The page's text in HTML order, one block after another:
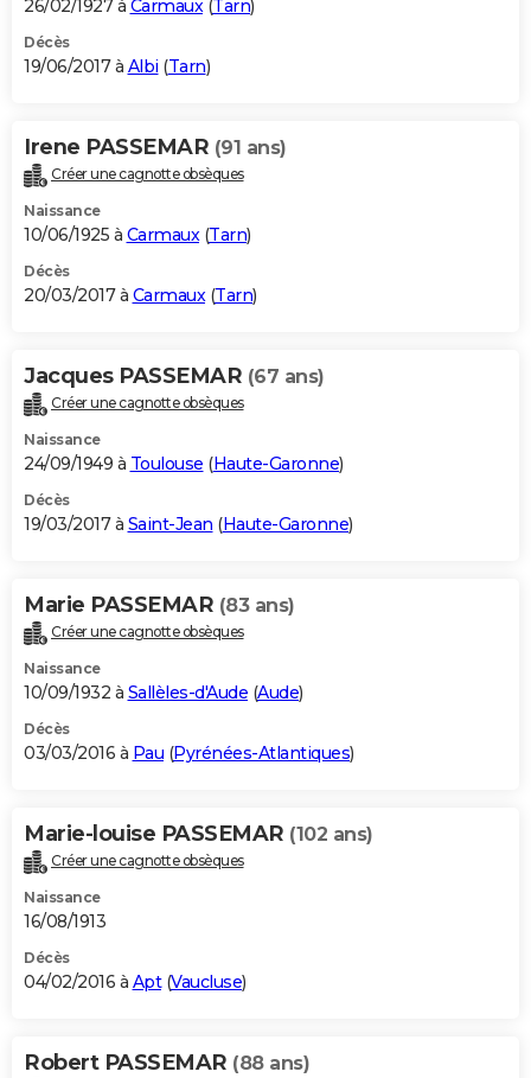
26/02/1927 à Carmaux(Tarn)
Décès
19/06/2017 à Albi (Tarn)
Irene PASSEMAR (91 ans)
Créer une cagnotte obsèques
Naissance
10/06/1925 à Carmaux(Tarn)
Décès
20/03/2017 à Carmaux(Tarn)
Jacques PASSEMAR (67 ans)
Créer une cagnotte obsèques
Naissance
24/09/1949 à Toulouse (Haute-Garonne)
Décès
19/03/2017 à Saint-Jean (Haute-Garonne)
Marie PASSEMAR (83 ans)
Créer une cagnotte obsèques
Naissance
10/09/1932 à Sallèles-d'Aude (Aude)
Décès
03/03/2016 à Pau (Pyrénées-Atlantiques)
Marie-louise PASSEMAR (102 ans)
Créer une cagnotte obsèques
Naissance
16/08/1913
Décès
04/02/2016 à Apt(Vaucluse)
Robert PASSEMAR (88 ans)